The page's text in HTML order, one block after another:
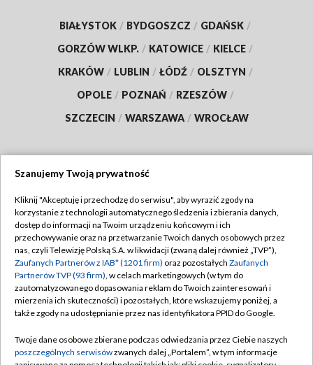
BIAŁYSTOK / BYDGOSZCZ / GDAŃSK /
GORZÓW WLKP. / KATOWICE / KIELCE /
KRAKÓW / LUBLIN / ŁÓDŹ / OLSZTYN /
OPOLE / POZNAŃ / RZESZÓW /
SZCZECIN / WARSZAWA / WROCŁAW
TVP
Abonament TVP
Emisja w TVP
Centrum informacji TVP
Naziemna Telewizja Cyfrowa
Rada Programowa
Regulamin TVP
Polityka prywatności
Moje zgody
Pomoc
Kontakt
Szanujemy Twoją prywatność
Kliknij "Akceptuję i przechodzę do serwisu", aby wyrazić zgody na
korzystanie z technologii automatycznego śledzenia i zbierania danych,
dostęp do informacji na Twoim urządzeniu końcowym i ich
przechowywanie oraz na przetwarzanie Twoich danych osobowych przez
nas, czyli Telewizję Polską S.A. w likwidacji (zwaną dalej również „TVP”),
Zaufanych Partnerów z IAB* (1201 firm) oraz pozostałych Zaufanych
Partnerów TVP (93 firm), w celach marketingowych (w tym do
zautomatyzowanego dopasowania reklam do Twoich zainteresowań i
mierzenia ich skuteczności) i pozostałych, które wskazujemy poniżej, a
także zgody na udostępnianie przez nas identyfikatora PPID do Google.
Twoje dane osobowe zbierane podczas odwiedzania przez Ciebie naszych
poszczególnych serwisówzwanych dalej „Portalem”, w tym informacje